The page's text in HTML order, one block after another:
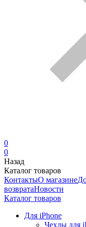
0
0
Назад
Каталог товаров
КонтактыО магазине
возвратаНовости
Каталог товаров
Для iPhone
Чехлы для